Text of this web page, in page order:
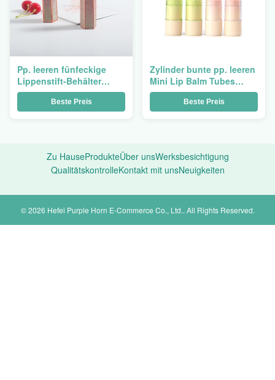
Pp. leeren fünfeckige
Lippenstift-Behälter
Lippenstift-Rohr Soem-
Beste Preis
Zylinder bunte pp. leeren
Mini Lip Balm Tubes
Screen, der 5g druckt
Beste Preis
Zu HauseProdukteÜber unsWerksbesichtigung
QualitätskontrolleKontakt mit unsNeuigkeiten
© 2026 Hefei Purple Horn E-Commerce Co., Ltd.. All Rights Reserved.